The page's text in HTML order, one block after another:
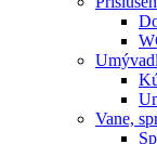
Vane,